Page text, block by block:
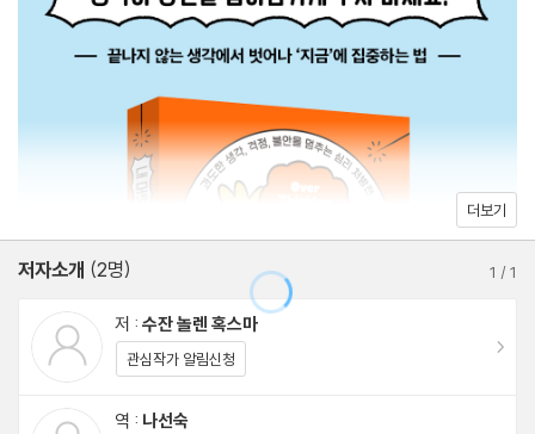
에 집착하는 증상은 남자들보다 여자들에게서 더 자주 발견되는데,
딸로서, 아내로서, 엄마로서 남을 보살피고 돌보는 기질을 지니고 있
인에게 무슨 일이 생겼을 때 여자들이 특히 더 그들에 대해 걱정하고
우울해하는 경우가 많았다.
이 책은 우리를 과도한 생각으로 끌고 가는 일반적인 상황이나 주제,
그리고 이런 생각을 어떻게 깨부수고 걱정을 보다 효과적으로 다룰
수 있는지를 자세히 알려 준다. 책에 나와 있는 방법을 따라하다 보
면 어떠한 갈등과 혼란, 비극과 혼돈 속에서도 마음의 평화와 스스로
에 대한 믿음을 유지할 수 있으며, 마음속에 최악의 폭풍우가 찾아오
더라도 꿋꿋하게 버틸 수 있을 것이다.
2장 “꼬리에 꼬리를 무는 생각 사이클”
: 우리가 계속 생각하는 이유
-잘못한 것도 없는데 겁부터 내는 신입사원
-이유 없는 짜증은 없다
-'생각 병'을 키우는 네 가지 요인
3장 “섬세한 사람이 생각에 더 빠져든다”
: 생각에 대한 여자와 남자의 차이
-아직 사회는 기울어져 있다
-'우리의 삶'과 '나의 삶'에서의 혼란
더보기
저자소개 (2명) 1 /1
저 : 수잔 놀렌 혹스마
관심작가 알림신청
역 : 나선숙